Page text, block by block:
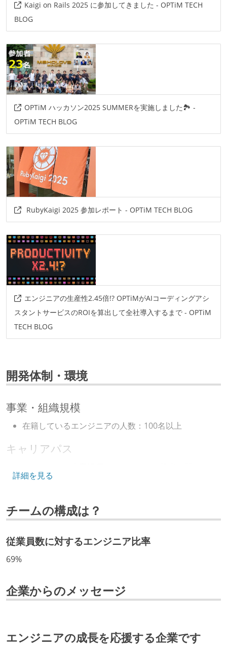
Kaigi on Rails 2025 に参加してきました - OPTiM TECH
BLOG
OPTiM ハッカソン2025 SUMMERを実施しました🏞️ -
OPTiM TECH BLOG
RubyKaigi 2025 参加レポート - OPTiM TECH BLOG
エンジニアの生産性2.45倍!? OPTiMがAIコーディングアシ
スタントサービスのROIを算出して全社導入するまで - OPTiM
TECH BLOG
開発体制・環境
事業・組織規模
在籍しているエンジニアの人数：100名以上
キャリアパス
いる
ついて話す場が設けられている
CTO またはそれに準じる、技術やワークフローの標準
ング部門の人間が経営に参加している
社外から登壇を依頼・指名を受けるようなエンジニア
詳細を見る
チームの構成は？
従業員数に対するエンジニア比率
69%
企業からのメッセージ
エンジニアの成長を応援する企業です